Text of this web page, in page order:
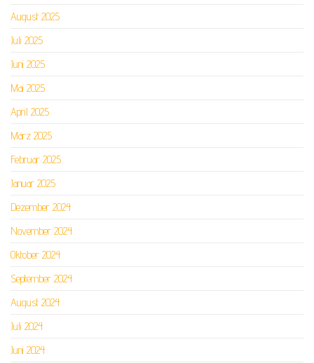
August 2025
Juli 2025
Juni 2025
Mai 2025
April 2025
März 2025
Februar 2025
Januar 2025
Dezember 2024
November 2024
Oktober 2024
September 2024
August 2024
Juli 2024
Juni 2024